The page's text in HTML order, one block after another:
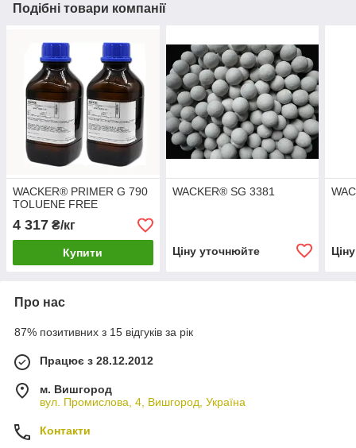
Подібні товари компанії
WACKER® PRIMER G 790
TOLUENE FREE
4 317 ₴/кг
Купити
WACKER® SG 3381
Ціну уточнюйте
Про нас
87% позитивних з 15 відгуків за рік
Працює з 28.12.2012
м. Вишгород
вул. Промислова, 4, Вишгород, Україна
Контакти